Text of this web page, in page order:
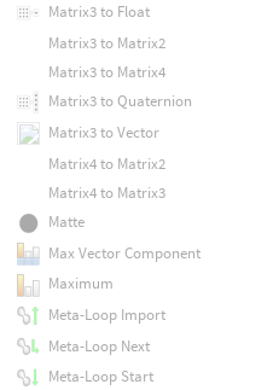
Matrix3 to Float
Matrix3 to Matrix2
Matrix3 to Matrix4
Matrix3 to Quaternion
Matrix3 to Vector
Matrix4 to Matrix2
Matrix4 to Matrix3
Matte
Max Vector Component
Maximum
Meta-Loop Import
Meta-Loop Next
Meta-Loop Start